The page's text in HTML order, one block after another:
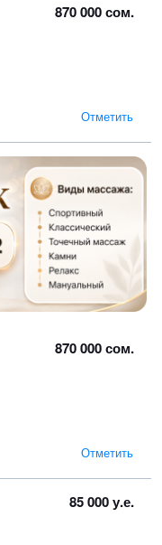
870 000 сом.
Отметить
870 000 сом.
Отметить
85 000 у.е.